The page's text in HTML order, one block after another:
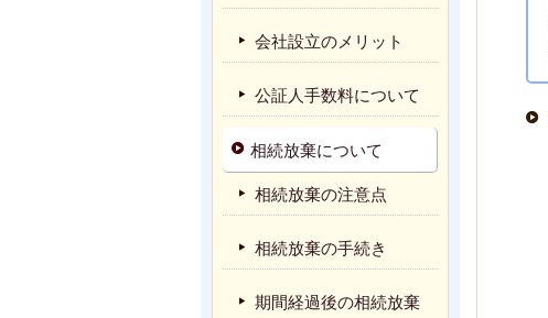
会社設立のメリット
公証人手数料について
相続放棄について
相続放棄の注意点
相続放棄の手続き
期間経過後の相続放棄